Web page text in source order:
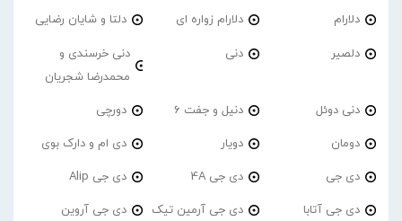
دلارام دلارام زواره ای دلتا و شایان رضایی
دلصیر دنی
دنی خرسندی و
محمدرضا شجریان
دنی دوئل دنیل و جفت 6 دورچی
دومان دویار دی ام و دارک بوی
دی جی دی جی 4A دی جی Alip
دی جی آتابا دی جی آرمین تیک دی جی آروین